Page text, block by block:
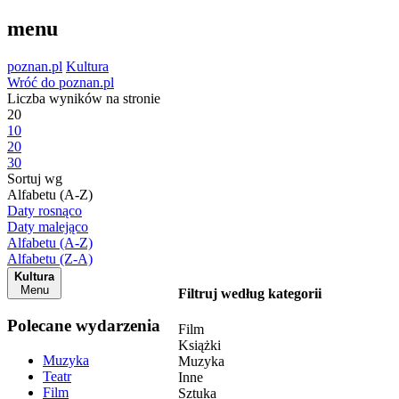
menu
poznan.pl Kultura
Wróć do poznan.pl
Liczba wyników na stronie
20
10
20
30
Sortuj wg
Alfabetu (A-Z)
Daty rosnąco
Daty malejąco
Alfabetu (A-Z)
Alfabetu (Z-A)
Kultura
Menu
Polecane wydarzenia
Muzyka
Teatr
Film
Filtruj według kategorii
Film
Książki
Muzyka
Inne
Sztuka